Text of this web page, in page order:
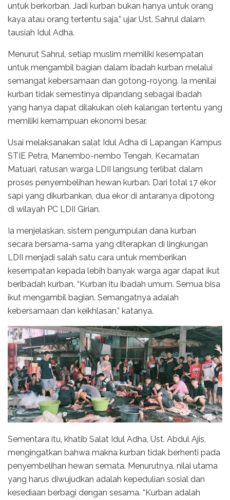
untuk berkorban. Jadi kurban bukan hanya untuk orang
kaya atau orang tertentu saja,” ujar Ust. Sahrul dalam
tausiah Idul Adha.
Menurut Sahrul, setiap muslim memiliki kesempatan
untuk mengambil bagian dalam ibadah kurban melalui
semangat kebersamaan dan gotong-royong. Ia menilai
kurban tidak semestinya dipandang sebagai ibadah
yang hanya dapat dilakukan oleh kalangan tertentu yang
memiliki kemampuan ekonomi besar.
Usai melaksanakan salat Idul Adha di Lapangan Kampus
STIE Petra, Manembo-nembo Tengah, Kecamatan
Matuari, ratusan warga LDII langsung terlibat dalam
proses penyembelihan hewan kurban. Dari total 17 ekor
sapi yang dikurbankan, dua ekor di antaranya dipotong
di wilayah PC LDII Girian.
Ia menjelaskan, sistem pengumpulan dana kurban
secara bersama-sama yang diterapkan di lingkungan
LDII menjadi salah satu cara untuk memberikan
kesempatan kepada lebih banyak warga agar dapat ikut
beribadah kurban. “Kurban itu ibadah umum. Semua bisa
ikut mengambil bagian. Semangatnya adalah
kebersamaan dan keikhlasan,” katanya.
Sementara itu, khatib Salat Idul Adha, Ust. Abdul Ajis,
mengingatkan bahwa makna kurban tidak berhenti pada
penyembelihan hewan semata. Menurutnya, nilai utama
yang harus diwujudkan adalah kepedulian sosial dan
kesediaan berbagi dengan sesama. “Kurban adalah